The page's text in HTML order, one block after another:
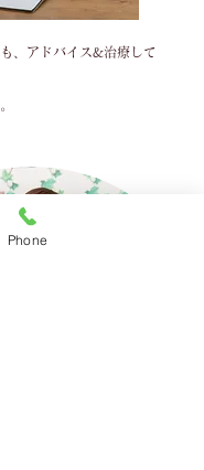
、アドバイス&治療して
Phone